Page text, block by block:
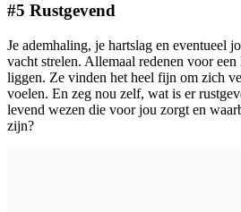
#5 Rustgevend
Je ademhaling, je hartslag en eventueel
vacht strelen. Allemaal redenen voor
liggen. Ze vinden het heel fijn om zich
voelen. En zeg nou zelf, wat is er
levend wezen die voor jou zorgt en
zijn?